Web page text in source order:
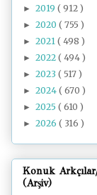
► 2019 ( 912 )
► 2020 ( 755 )
► 2021 ( 498 )
► 2022 ( 494 )
► 2023 ( 517 )
► 2024 ( 670 )
► 2025 ( 610 )
► 2026 ( 316 )
Konuk
(Arşiv)